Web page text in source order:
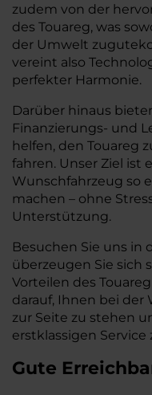
zudem von der
des Touareg, was
der Umwelt
vereint also
perfekter Harmonie.
Darüber hinaus
Finanzierungs- und
helfen, den Touareg
fahren. Unser Ziel ist
Wunschfahrzeug so
machen – ohne
Unterstützung.
Besuchen Sie uns in
überzeugen Sie sich
Vorteilen des
darauf, Ihnen bei der
zur Seite zu stehen
erstklassigen Service
Gute